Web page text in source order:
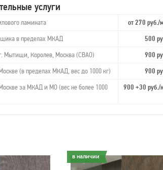
услуги
ламината
от 270 руб./
в пределах МКАД
500
Мытищи, Королев, Москва (СВАО)
900
(в пределах МКАД, вес до 1000 кг)
900
за МКАД и МО (вес не более 1000
900 +30 руб./
в наличии